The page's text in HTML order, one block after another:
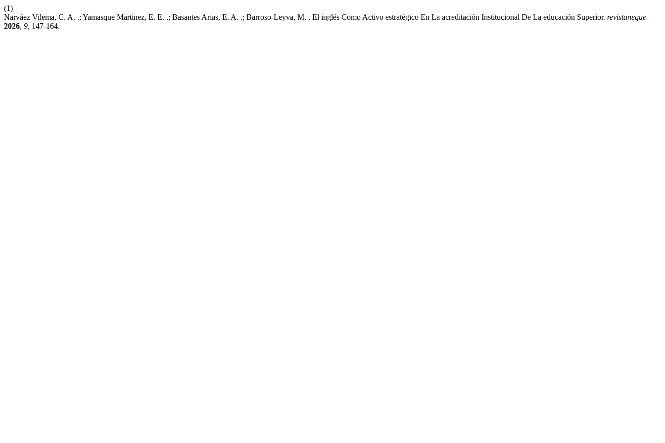
(1)
Narváez Vilema, C. A. .; Yamasque Martinez, E. E. .; Basantes Arias, E. A. .; Barroso-Leyva, M. . El inglés Como Activo estratégico En La acreditación Institucional De La educación Superior. revistaneque
2026, 9, 147-164.